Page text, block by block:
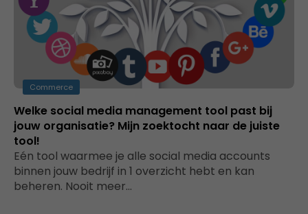
Commerce
Welke social media management tool past bij
jouw organisatie? Mijn zoektocht naar de juiste
tool!
Eén tool waarmee je alle social media accounts
binnen jouw bedrijf in 1 overzicht hebt en kan
beheren. Nooit meer…